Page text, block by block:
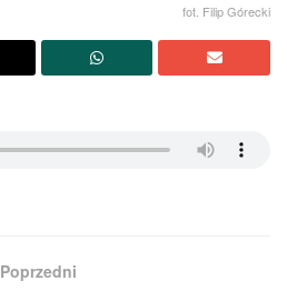
fot. Filip Górecki
Poprzedni